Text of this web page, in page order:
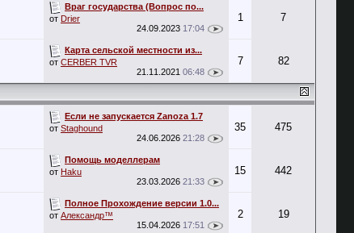
Враг государства (Вопрос по...
от Drier
24.09.2023 17:04
1 7
Карта сельской местности из...
от CERBER TVR
21.11.2021 06:48
7 82
Если не запускается Zanoza 1.7
от Staghound
24.06.2026 21:28
35 475
Помощь моделлерам
от Haku
23.03.2026 21:33
15 442
Полное Прохождение версии 1.0...
от Александр™
15.04.2026 17:51
2 19